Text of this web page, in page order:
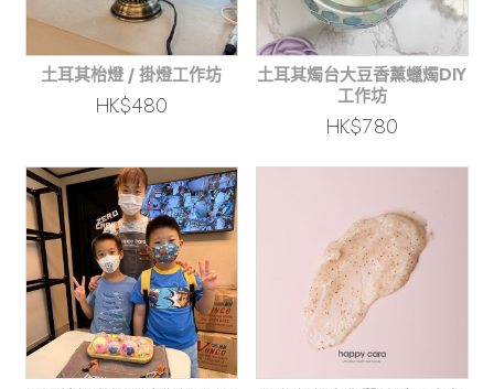
土耳其枱燈 / 掛燈工作坊
HK$480
土耳其燭台大豆香薰蠟燭DIY
工作坊
HK$780